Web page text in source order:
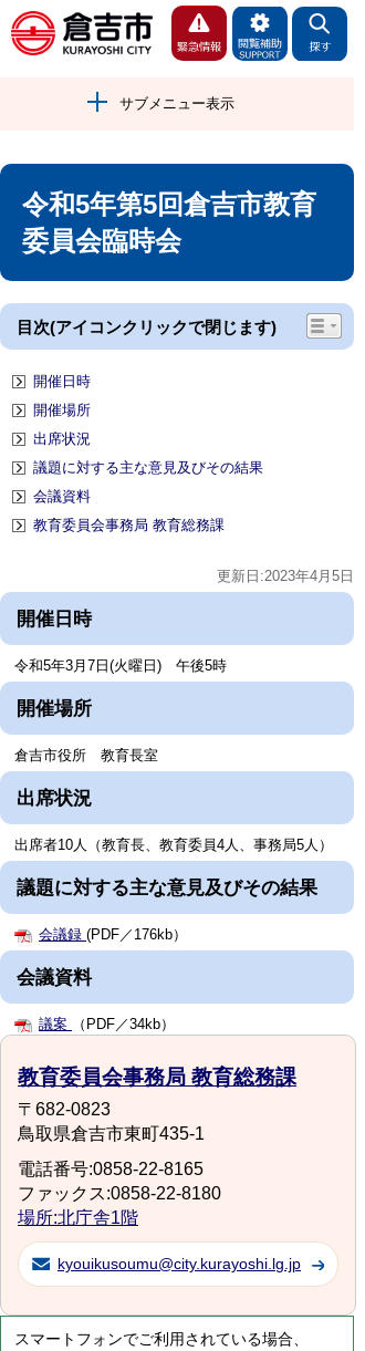
サブメニュー表示
令和5年第5回倉吉市教育
委員会臨時会
目次(アイコンクリックで閉じます)
開催日時
開催場所
出席状況
議題に対する主な意見及びその結果
会議資料
教育委員会事務局 教育総務課
更新日:2023年4月5日
開催日時
令和5年3月7日(火曜日) 午後5時
開催場所
倉吉市役所 教育長室
出席状況
出席者10人（教育長、教育委員4人、事務局5人）
議題に対する主な意見及びその結果
会議録 (PDF／176kb）
会議資料
議案 （PDF／34kb）
教育委員会事務局 教育総務課
〒682-0823
鳥取県倉吉市東町435-1
電話番号:0858-22-8165
ファックス:0858-22-8180
場所:北庁舎1階
kyouikusoumu@city.kurayoshi.lg.jp
スマートフォンでご利用されている場合、